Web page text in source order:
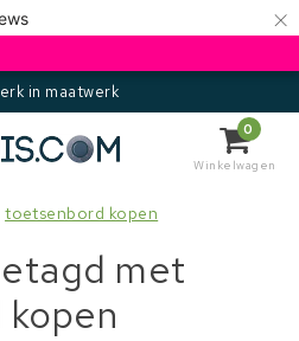
×
in maatwerk
0
Winkelwagen
toetsenbord kopen
met